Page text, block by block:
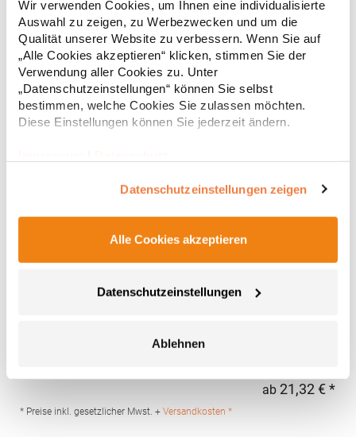
Wir verwenden Cookies, um Ihnen eine individualisierte
Auswahl zu zeigen, zu Werbezwecken und um die
Qualität unserer Website zu verbessern. Wenn Sie auf
„Alle Cookies akzeptieren“ klicken, stimmen Sie der
Verwendung aller Cookies zu. Unter
„Datenschutzeinstellungen“ können Sie selbst
bestimmen, welche Cookies Sie zulassen möchten.
Diese Einstellungen können Sie jederzeit ändern.
Datenschutzeinstellungen zeigen
Alle Cookies akzeptieren
Datenschutzeinstellungen
Ablehnen
g/m²Materialzusammensetzung: 70% Baumwolle / 30%
Polyester (Heather Grey: 62% Baumwolle / 33% Polyester / 5%
Viskose)Angaben zur Produktsicherheit: Herst.-Nr.:
1699Hersteller: Promodoro Fashion GmbH Am Gatherhof 57
40472 Düsseldorf Deutschland E-Mail: info@promodoro.de
ab 29,04 € *
* Preise inkl. gesetzlicher Mwst. + Versandkosten *
RY8413 Roly Workwear Sweatshirt 1/2 Reißverschluss
Verstärkte verdeckte Nähte am Innenkragen Kontrastierende
waschbarBügeln erlaubtGrammatur: 280
g/m²Materialzusammensetzung: 50% Baumwolle / 50%
PolyesterAngaben zur Produktsicherheit: Herst.-Nr.:
ab 21,32 € *
* Preise inkl. gesetzlicher Mwst. + Versandkosten *